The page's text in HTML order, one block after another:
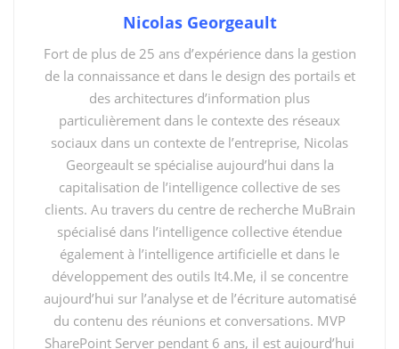
Bienvenue dans « SharePoint Server 2019 : Le
dépannage »
du cours
SharePoint Server 2019 : Le
dépannageparNicolas Georgeault
You might also like
La gestion de la connaissance comme infrastructure
critique pour les agents IA
Nicolas Georgeault
Fort de plus de 25 ans d’expérience dans la gestion
de la connaissance et dans le design des portails et
des architectures d’information plus
particulièrement dans le contexte des réseaux
sociaux dans un contexte de l’entreprise, Nicolas
Georgeault se spécialise aujourd’hui dans la
capitalisation de l’intelligence collective de ses
clients. Au travers du centre de recherche MuBrain
spécialisé dans l’intelligence collective étendue
également à l’intelligence artificielle et dans le
développement des outils It4.Me, il se concentre
aujourd’hui sur l’analyse et de l’écriture automatisé
du contenu des réunions et conversations. MVP
SharePoint Server pendant 6 ans, il est aujourd’hui